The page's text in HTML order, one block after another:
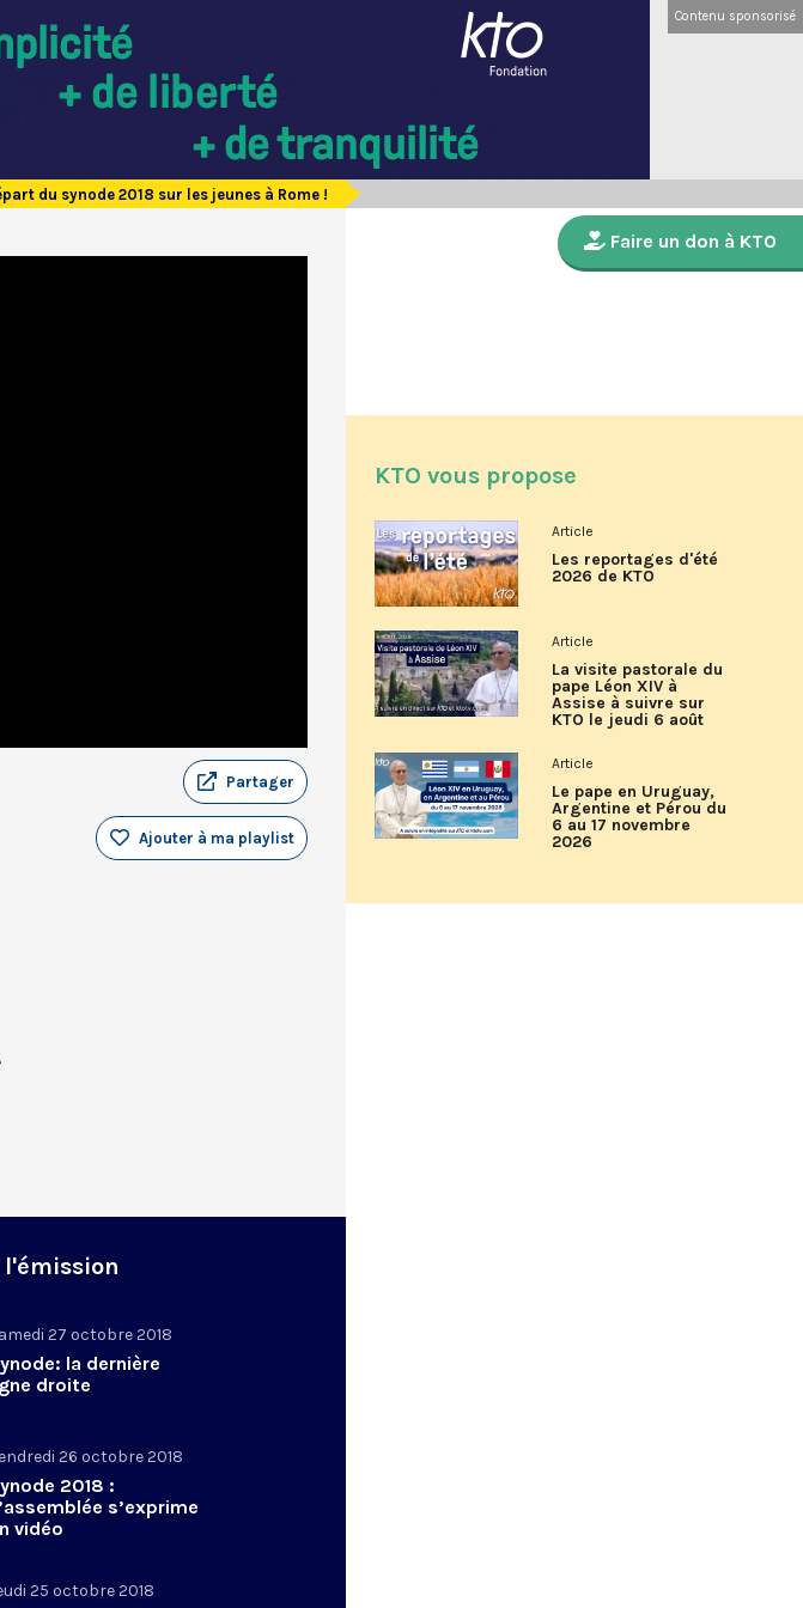
Contenu sponsorisé
du synode 2018 sur les jeunes à Rome !
Partager
Ajouter à ma playlist
27 octobre 2018
la dernière
droite
26 octobre 2018
2018 :
s’exprime
vidéo
25 octobre 2018
Faire un don à KTO
KTO vous propose
Article
Les reportages d'été
2026 de KTO
Article
La visite pastorale du
pape Léon XIV à
Assise à suivre sur
KTO le jeudi 6 août
Article
Le pape en Uruguay,
Argentine et Pérou du
6 au 17 novembre
2026